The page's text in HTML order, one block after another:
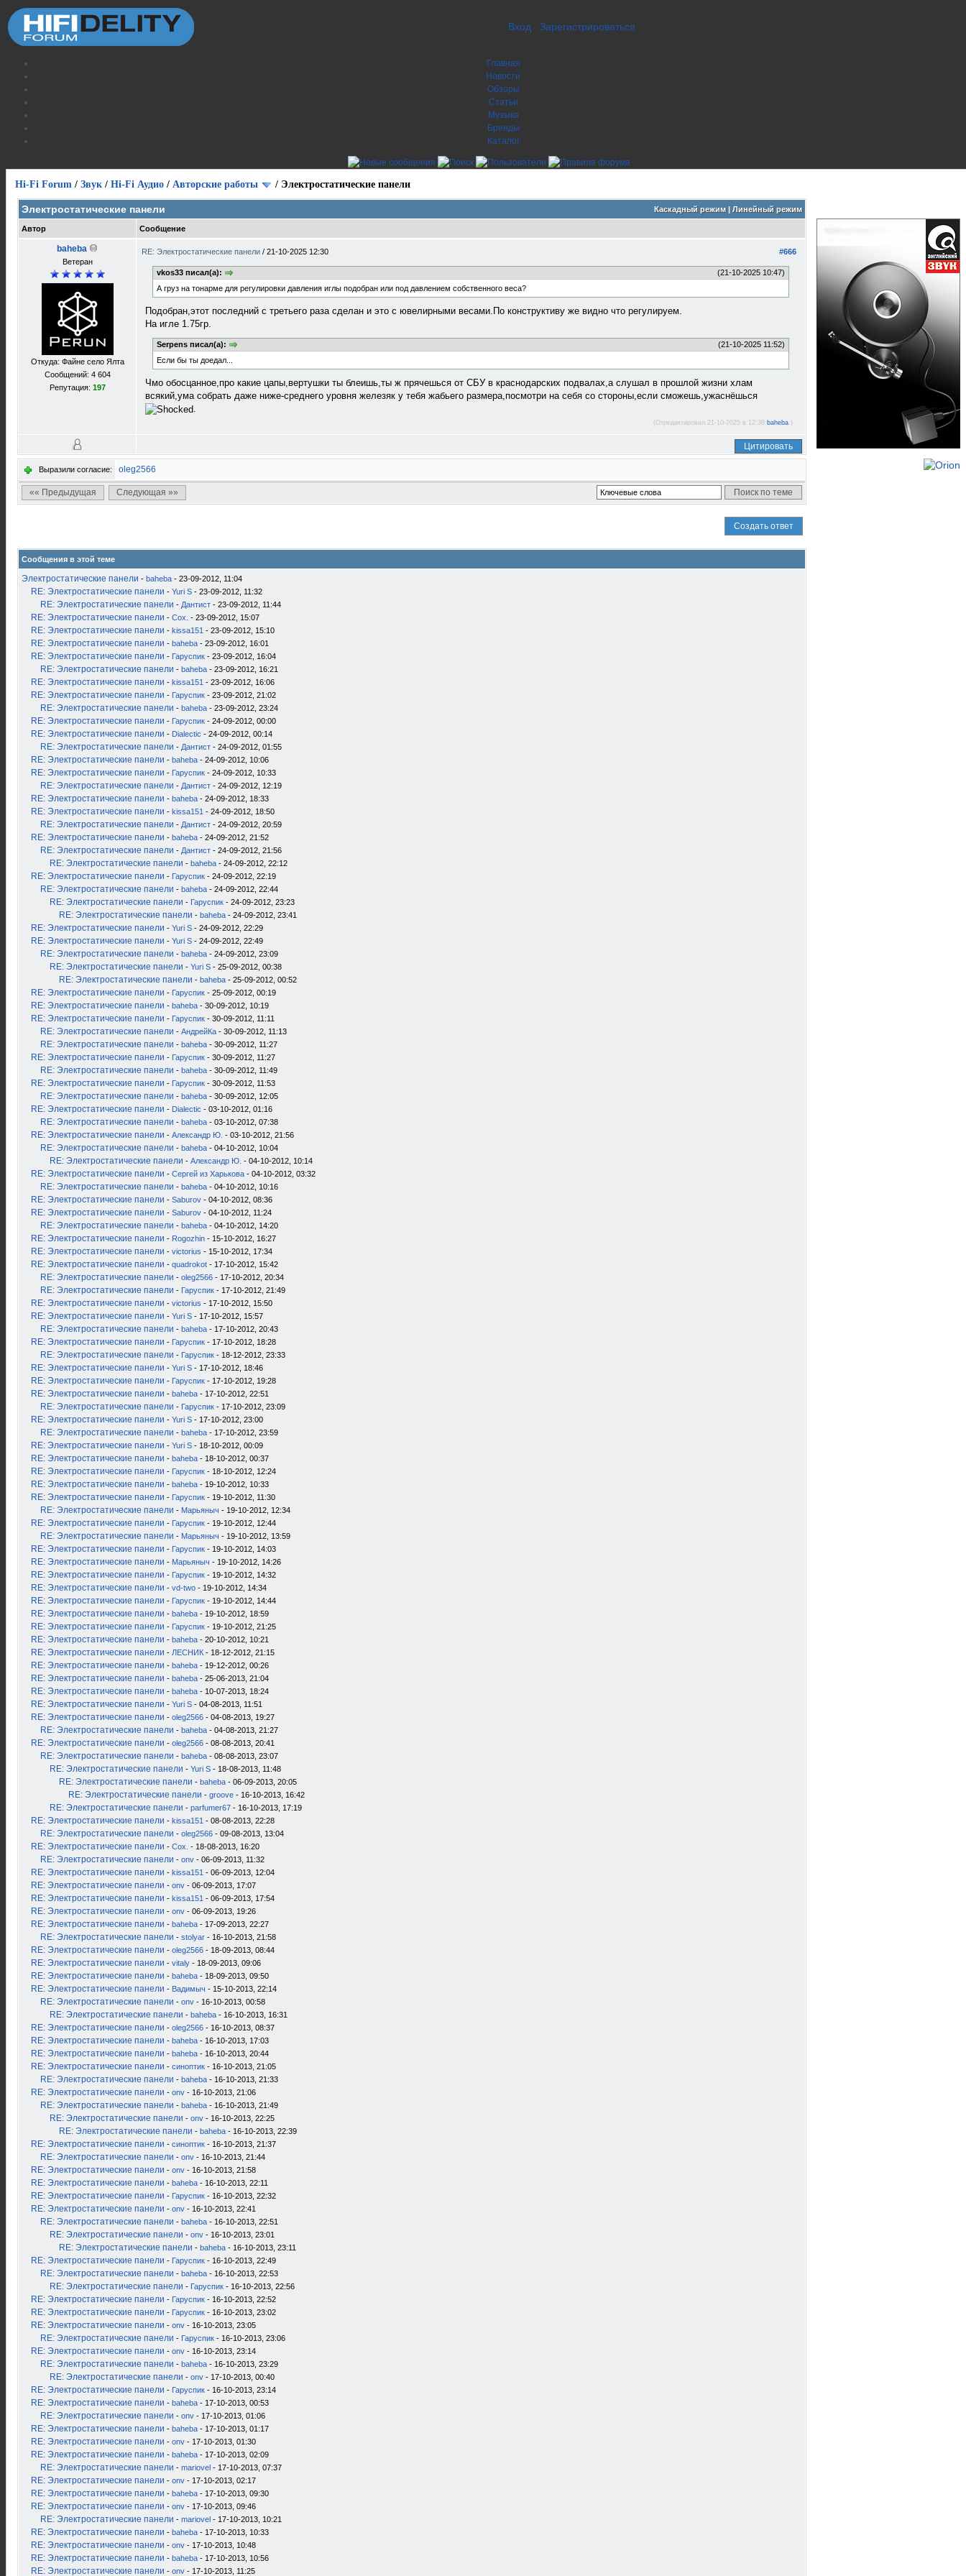
Вход Зарегистрироваться
Главная
Новости
Обзоры
Статьи
Музыка
Бренды
Каталог
Hi-Fi Forum / Звук / Hi-Fi Аудио / Авторские работы / Электростатические панели
Каскадный режим| Линейный режим
Электростатические панели
Автор Сообщение
baheba
Ветеран
Откуда: Файне село Ялта
Сообщений: 4 604
Репутация: 197
#666
RE: Электростатические панели / 21-10-2025 12:30
(21-10-2025 10:47)
vkos33 писал(а):
А груз на тонарме для регулировки давления иглы подобран или под давлением собственного веса?
Подобран,этот последний с третьего раза сделан и это с ювелирными весами.По конструктиву же видно что регулируем.
На игле 1.75гр.
(21-10-2025 11:52)
Serpens писал(а):
Если бы ты доедал...
Чмо обосцанное,про какие цапы,вертушки ты блеишь,ты ж прячешься от СБУ в краснодарских подвалах,а слушал в прошлой жизни хлам
всякий,ума собрать даже ниже-среднего уровня железяк у тебя жабьего размера,посмотри на себя со стороны,если сможешь,ужаснёшься
.
(Отредактировал 21-10-2025 в 12:38 baheba .)
Цитировать
Выразили согласие: oleg2566
«« Предыдущая Следующая »»
Создать ответ
Сообщения в этой теме
Электростатические панели - baheba - 23-09-2012, 11:04
RE: Электростатические панели - Yuri S - 23-09-2012, 11:32
RE: Электростатические панели - Дантист - 23-09-2012, 11:44
RE: Электростатические панели - Cox. - 23-09-2012, 15:07
RE: Электростатические панели - kissa151 - 23-09-2012, 15:10
RE: Электростатические панели - baheba - 23-09-2012, 16:01
RE: Электростатические панели - Гаруспик - 23-09-2012, 16:04
RE: Электростатические панели - baheba - 23-09-2012, 16:21
RE: Электростатические панели - kissa151 - 23-09-2012, 16:06
RE: Электростатические панели - Гаруспик - 23-09-2012, 21:02
RE: Электростатические панели - baheba - 23-09-2012, 23:24
RE: Электростатические панели - Гаруспик - 24-09-2012, 00:00
RE: Электростатические панели - Dialectic - 24-09-2012, 00:14
RE: Электростатические панели - Дантист - 24-09-2012, 01:55
RE: Электростатические панели - baheba - 24-09-2012, 10:06
RE: Электростатические панели - Гаруспик - 24-09-2012, 10:33
RE: Электростатические панели - Дантист - 24-09-2012, 12:19
RE: Электростатические панели - baheba - 24-09-2012, 18:33
RE: Электростатические панели - kissa151 - 24-09-2012, 18:50
RE: Электростатические панели - Дантист - 24-09-2012, 20:59
RE: Электростатические панели - baheba - 24-09-2012, 21:52
RE: Электростатические панели - Дантист - 24-09-2012, 21:56
RE: Электростатические панели - baheba - 24-09-2012, 22:12
RE: Электростатические панели - Гаруспик - 24-09-2012, 22:19
RE: Электростатические панели - baheba - 24-09-2012, 22:44
RE: Электростатические панели - Гаруспик - 24-09-2012, 23:23
RE: Электростатические панели - baheba - 24-09-2012, 23:41
RE: Электростатические панели - Yuri S - 24-09-2012, 22:29
RE: Электростатические панели - Yuri S - 24-09-2012, 22:49
RE: Электростатические панели - baheba - 24-09-2012, 23:09
RE: Электростатические панели - Yuri S - 25-09-2012, 00:38
RE: Электростатические панели - baheba - 25-09-2012, 00:52
RE: Электростатические панели - Гаруспик - 25-09-2012, 00:19
RE: Электростатические панели - baheba - 30-09-2012, 10:19
RE: Электростатические панели - Гаруспик - 30-09-2012, 11:11
RE: Электростатические панели - АндрейКа - 30-09-2012, 11:13
RE: Электростатические панели - baheba - 30-09-2012, 11:27
RE: Электростатические панели - Гаруспик - 30-09-2012, 11:27
RE: Электростатические панели - baheba - 30-09-2012, 11:49
RE: Электростатические панели - Гаруспик - 30-09-2012, 11:53
RE: Электростатические панели - baheba - 30-09-2012, 12:05
RE: Электростатические панели - Dialectic - 03-10-2012, 01:16
RE: Электростатические панели - baheba - 03-10-2012, 07:38
RE: Электростатические панели - Александр Ю. - 03-10-2012, 21:56
RE: Электростатические панели - baheba - 04-10-2012, 10:04
RE: Электростатические панели - Александр Ю. - 04-10-2012, 10:14
RE: Электростатические панели - Сергей из Харькова - 04-10-2012, 03:32
RE: Электростатические панели - baheba - 04-10-2012, 10:16
RE: Электростатические панели - Saburov - 04-10-2012, 08:36
RE: Электростатические панели - Saburov - 04-10-2012, 11:24
RE: Электростатические панели - baheba - 04-10-2012, 14:20
RE: Электростатические панели - Rogozhin - 15-10-2012, 16:27
RE: Электростатические панели - victorius - 15-10-2012, 17:34
RE: Электростатические панели - quadrokot - 17-10-2012, 15:42
RE: Электростатические панели - oleg2566 - 17-10-2012, 20:34
RE: Электростатические панели - Гаруспик - 17-10-2012, 21:49
RE: Электростатические панели - victorius - 17-10-2012, 15:50
RE: Электростатические панели - Yuri S - 17-10-2012, 15:57
RE: Электростатические панели - baheba - 17-10-2012, 20:43
RE: Электростатические панели - Гаруспик - 17-10-2012, 18:28
RE: Электростатические панели - Гаруспик - 18-12-2012, 23:33
RE: Электростатические панели - Yuri S - 17-10-2012, 18:46
RE: Электростатические панели - Гаруспик - 17-10-2012, 19:28
RE: Электростатические панели - baheba - 17-10-2012, 22:51
RE: Электростатические панели - Гаруспик - 17-10-2012, 23:09
RE: Электростатические панели - Yuri S - 17-10-2012, 23:00
RE: Электростатические панели - baheba - 17-10-2012, 23:59
RE: Электростатические панели - Yuri S - 18-10-2012, 00:09
RE: Электростатические панели - baheba - 18-10-2012, 00:37
RE: Электростатические панели - Гаруспик - 18-10-2012, 12:24
RE: Электростатические панели - baheba - 19-10-2012, 10:33
RE: Электростатические панели - Гаруспик - 19-10-2012, 11:30
RE: Электростатические панели - Марьяныч - 19-10-2012, 12:34
RE: Электростатические панели - Гаруспик - 19-10-2012, 12:44
RE: Электростатические панели - Марьяныч - 19-10-2012, 13:59
RE: Электростатические панели - Гаруспик - 19-10-2012, 14:03
RE: Электростатические панели - Марьяныч - 19-10-2012, 14:26
RE: Электростатические панели - Гаруспик - 19-10-2012, 14:32
RE: Электростатические панели - vd-two - 19-10-2012, 14:34
RE: Электростатические панели - Гаруспик - 19-10-2012, 14:44
RE: Электростатические панели - baheba - 19-10-2012, 18:59
RE: Электростатические панели - Гаруспик - 19-10-2012, 21:25
RE: Электростатические панели - baheba - 20-10-2012, 10:21
RE: Электростатические панели - ЛЕСНИК - 18-12-2012, 21:15
RE: Электростатические панели - baheba - 19-12-2012, 00:26
RE: Электростатические панели - baheba - 25-06-2013, 21:04
RE: Электростатические панели - baheba - 10-07-2013, 18:24
RE: Электростатические панели - Yuri S - 04-08-2013, 11:51
RE: Электростатические панели - oleg2566 - 04-08-2013, 19:27
RE: Электростатические панели - baheba - 04-08-2013, 21:27
RE: Электростатические панели - oleg2566 - 08-08-2013, 20:41
RE: Электростатические панели - baheba - 08-08-2013, 23:07
RE: Электростатические панели - Yuri S - 18-08-2013, 11:48
RE: Электростатические панели - baheba - 06-09-2013, 20:05
RE: Электростатические панели - groove - 16-10-2013, 16:42
RE: Электростатические панели - parfumer67 - 16-10-2013, 17:19
RE: Электростатические панели - kissa151 - 08-08-2013, 22:28
RE: Электростатические панели - oleg2566 - 09-08-2013, 13:04
RE: Электростатические панели - Cox. - 18-08-2013, 16:20
RE: Электростатические панели - onv - 06-09-2013, 11:32
RE: Электростатические панели - kissa151 - 06-09-2013, 12:04
RE: Электростатические панели - onv - 06-09-2013, 17:07
RE: Электростатические панели - kissa151 - 06-09-2013, 17:54
RE: Электростатические панели - onv - 06-09-2013, 19:26
RE: Электростатические панели - baheba - 17-09-2013, 22:27
RE: Электростатические панели - stolyar - 16-10-2013, 21:58
RE: Электростатические панели - oleg2566 - 18-09-2013, 08:44
RE: Электростатические панели - vitaly - 18-09-2013, 09:06
RE: Электростатические панели - baheba - 18-09-2013, 09:50
RE: Электростатические панели - Вадимыч - 15-10-2013, 22:14
RE: Электростатические панели - onv - 16-10-2013, 00:58
RE: Электростатические панели - baheba - 16-10-2013, 16:31
RE: Электростатические панели - oleg2566 - 16-10-2013, 08:37
RE: Электростатические панели - baheba - 16-10-2013, 17:03
RE: Электростатические панели - baheba - 16-10-2013, 20:44
RE: Электростатические панели - синоптик - 16-10-2013, 21:05
RE: Электростатические панели - baheba - 16-10-2013, 21:33
RE: Электростатические панели - onv - 16-10-2013, 21:06
RE: Электростатические панели - baheba - 16-10-2013, 21:49
RE: Электростатические панели - onv - 16-10-2013, 22:25
RE: Электростатические панели - baheba - 16-10-2013, 22:39
RE: Электростатические панели - синоптик - 16-10-2013, 21:37
RE: Электростатические панели - onv - 16-10-2013, 21:44
RE: Электростатические панели - onv - 16-10-2013, 21:58
RE: Электростатические панели - baheba - 16-10-2013, 22:11
RE: Электростатические панели - Гаруспик - 16-10-2013, 22:32
RE: Электростатические панели - onv - 16-10-2013, 22:41
RE: Электростатические панели - baheba - 16-10-2013, 22:51
RE: Электростатические панели - onv - 16-10-2013, 23:01
RE: Электростатические панели - baheba - 16-10-2013, 23:11
RE: Электростатические панели - Гаруспик - 16-10-2013, 22:49
RE: Электростатические панели - baheba - 16-10-2013, 22:53
RE: Электростатические панели - Гаруспик - 16-10-2013, 22:56
RE: Электростатические панели - Гаруспик - 16-10-2013, 22:52
RE: Электростатические панели - Гаруспик - 16-10-2013, 23:02
RE: Электростатические панели - onv - 16-10-2013, 23:05
RE: Электростатические панели - Гаруспик - 16-10-2013, 23:06
RE: Электростатические панели - onv - 16-10-2013, 23:14
RE: Электростатические панели - baheba - 16-10-2013, 23:29
RE: Электростатические панели - onv - 17-10-2013, 00:40
RE: Электростатические панели - Гаруспик - 16-10-2013, 23:14
RE: Электростатические панели - baheba - 17-10-2013, 00:53
RE: Электростатические панели - onv - 17-10-2013, 01:06
RE: Электростатические панели - baheba - 17-10-2013, 01:17
RE: Электростатические панели - onv - 17-10-2013, 01:30
RE: Электростатические панели - baheba - 17-10-2013, 02:09
RE: Электростатические панели - mariovel - 17-10-2013, 07:37
RE: Электростатические панели - onv - 17-10-2013, 02:17
RE: Электростатические панели - baheba - 17-10-2013, 09:30
RE: Электростатические панели - onv - 17-10-2013, 09:46
RE: Электростатические панели - mariovel - 17-10-2013, 10:21
RE: Электростатические панели - baheba - 17-10-2013, 10:33
RE: Электростатические панели - onv - 17-10-2013, 10:48
RE: Электростатические панели - baheba - 17-10-2013, 10:56
RE: Электростатические панели - onv - 17-10-2013, 11:25